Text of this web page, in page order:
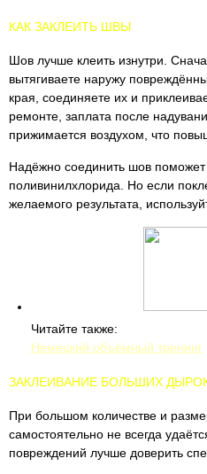
КАК ЗАКЛЕИТЬ ШВЫ
Шов лучше клеить изнутри.
вытягиваете наружу
края, соединяете их и
ремонте, заплата после
прижимается воздухом, что
Надёжно соединить шов
поливинилхлорида. Но если
желаемого результата,
Читайте также:
Немецкий объёмный тренинг
ЗАКЛЕИВАНИЕ БОЛЬШИХ
При большом количестве и
самостоятельно не всегда
повреждений лучше доверить